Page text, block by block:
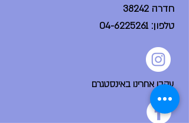
חדרה 38242
טלפון:04-6225261
עקבו אחרינו באינסטגרם